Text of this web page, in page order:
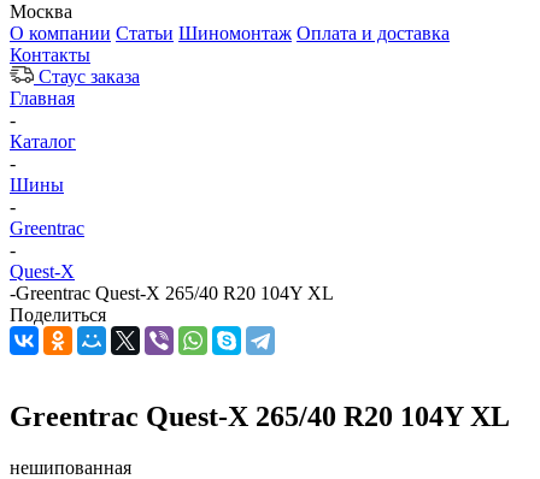
Москва
О компании Статьи Шиномонтаж Оплата и доставка
Контакты
Стаус заказа
Главная
-
Каталог
-
Шины
-
Greentrac
-
Quest-X
-Greentrac Quest-X 265/40 R20 104Y XL
Поделиться
Greentrac Quest-X 265/40 R20 104Y XL
нешипованная